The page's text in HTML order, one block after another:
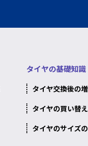
タイヤの基礎知識
タイヤ交換後の
タイヤの買い替
タイヤのサイズ